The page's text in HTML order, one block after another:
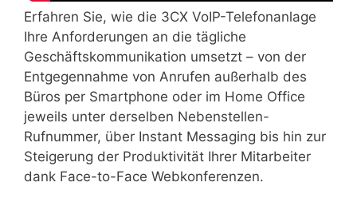
Erfahren Sie, wie die 3CX VoIP-Telefonanlage
Ihre Anforderungen an die tägliche
Geschäftskommunikation umsetzt – von der
Entgegennahme von Anrufen außerhalb des
Büros per Smartphone oder im Home Office
jeweils unter derselben Nebenstellen-
Rufnummer, über Instant Messaging bis hin zur
Steigerung der Produktivität Ihrer Mitarbeiter
dank Face-to-Face Webkonferenzen.